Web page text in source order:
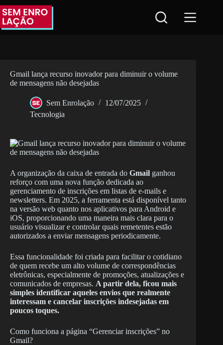
Pular
para
conteúdo
Gmail lança recurso inovador para diminuir o volume
de mensagens não desejadas
Sem Enrolação
12/07/2025
Tecnologia
A organização da caixa de entrada do Gmail ganhou
reforço com uma nova função dedicada ao
gerenciamento de inscrições em listas de e-mails e
newsletters. Em 2025, a ferramenta está disponível tanto
na versão web quanto nos aplicativos para Android e
iOS, proporcionando uma maneira mais clara para o
usuário visualizar e controlar quais remetentes estão
autorizados a enviar mensagens periodicamente.
Essa funcionalidade foi criada para facilitar o cotidiano
de quem recebe um alto volume de correspondências
eletrônicas, especialmente de promoções, atualizações e
comunicados de empresas. A partir dela, ficou mais
simples identificar aqueles envios que realmente
interessam e cancelar inscrições indesejadas em
poucos toques.
Como funciona a página “Gerenciar inscrições” no
Gmail?